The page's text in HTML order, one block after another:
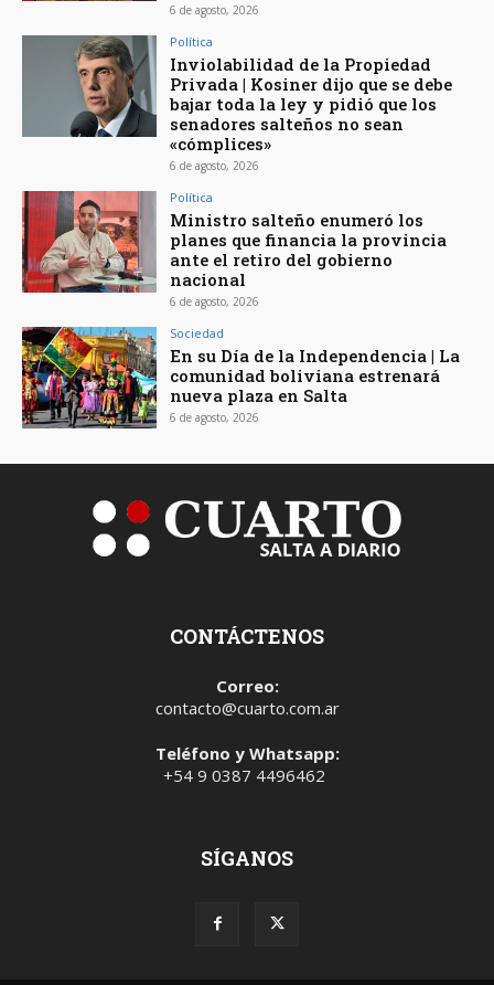
6 de agosto, 2026
Política
Inviolabilidad de la Propiedad
Privada | Kosiner dijo que se debe
bajar toda la ley y pidió que los
senadores salteños no sean
«cómplices»
6 de agosto, 2026
Política
Ministro salteño enumeró los
planes que financia la provincia
ante el retiro del gobierno
nacional
6 de agosto, 2026
Sociedad
En su Día de la Independencia | La
comunidad boliviana estrenará
nueva plaza en Salta
6 de agosto, 2026
CONTÁCTENOS
Correo:
contacto@cuarto.com.ar
Teléfono y Whatsapp:
+54 9 0387 4496462
SÍGANOS